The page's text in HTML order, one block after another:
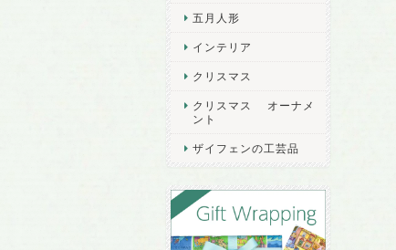
五月人形
インテリア
クリスマス
クリスマス オーナメ
ント
ザイフェンの工芸品